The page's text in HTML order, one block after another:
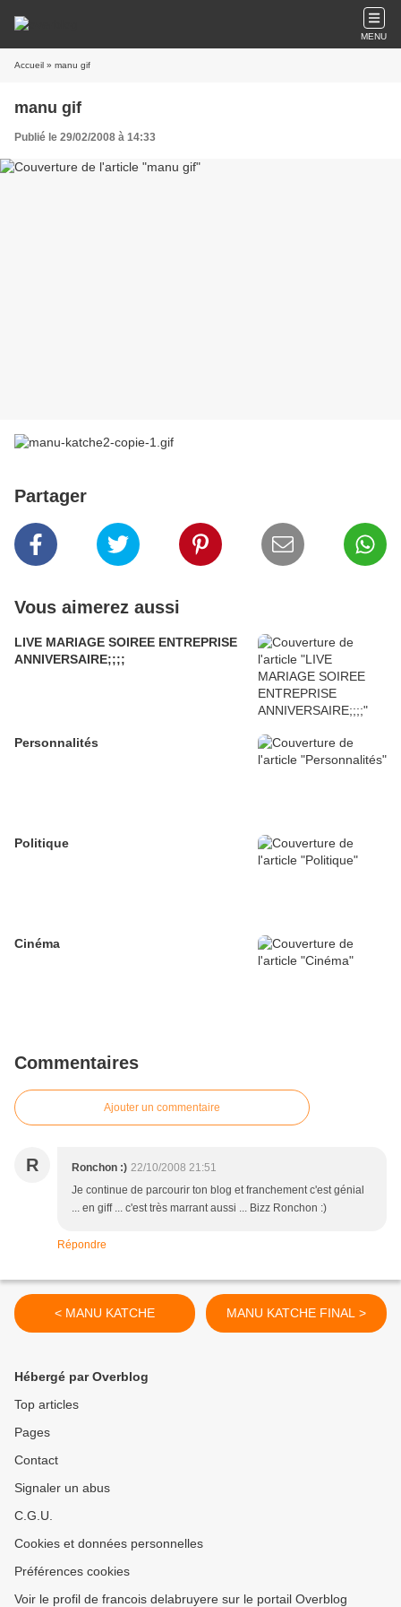
MENU
Accueil » manu gif
manu gif
Publié le 29/02/2008 à 14:33
Partager
Vous aimerez aussi
LIVE MARIAGE SOIREE ENTREPRISE
ANNIVERSAIRE;;;;
Personnalités
Politique
Cinéma
Commentaires
Ajouter un commentaire
R Ronchon :) 22/10/2008 21:51
Je continue de parcourir ton blog et franchement c'est génial
... en giff ... c'est très marrant aussi ... Bizz Ronchon :)
Répondre
< MANU KATCHE MANU KATCHE FINAL >
Hébergé par Overblog
Top articles
Pages
Contact
Signaler un abus
C.G.U.
Cookies et données personnelles
Préférences cookies
Voir le profil de francois delabruyere sur le portail Overblog